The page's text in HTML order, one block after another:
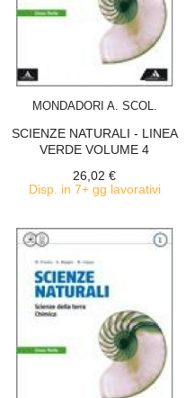
MONDADORI A. SCOL.
SCIENZE NATURALI - LINEA
VERDE VOLUME 4
26,02 €
Disp. in 7+ gg lavorativi